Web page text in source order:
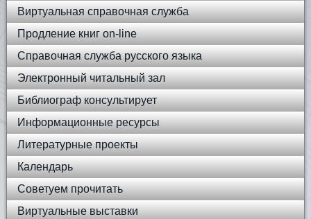
Виртуальная справочная служба
Продление книг on-line
Справочная служба русского языка
Электронный читальный зал
Библиограф консультирует
Информационные ресурсы
Литературные проекты
Календарь
Советуем прочитать
Виртуальные выставки